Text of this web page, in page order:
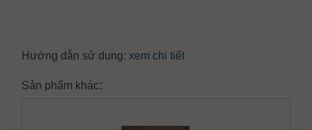
Hướng dẫn sử dụng: xem chi tiết
Sản phẩm khác: